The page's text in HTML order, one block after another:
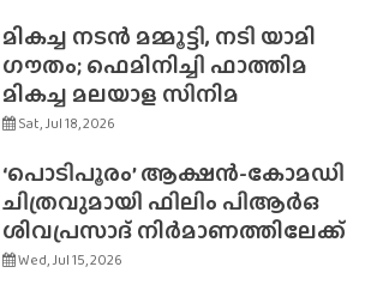
മികച്ച നടൻ മമ്മൂട്ടി, നടി യാമി
ഗൗതം; ഫെമിനിച്ചി ഫാത്തിമ
മികച്ച മലയാള സിനിമ
Sat, Jul 18, 2026
‘പൊടിപൂരം’ ആക്ഷൻ-കോമഡി
ചിത്രവുമായി ഫിലിം പിആർഒ
ശിവപ്രസാദ് നിർമാണത്തിലേക്ക്
Wed, Jul 15, 2026